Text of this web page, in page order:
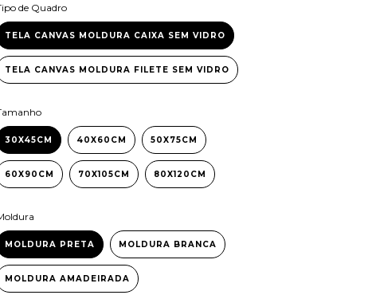
de Quadro
TELA CANVAS MOLDURA CAIXA SEM VIDRO
TELA CANVAS MOLDURA FILETE SEM VIDRO
30X45CM 40X60CM 50X75CM
60X90CM 70X105CM 80X120CM
MOLDURA PRETA MOLDURA BRANCA
MOLDURA AMADEIRADA